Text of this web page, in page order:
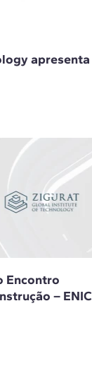
apresenta
Encontro
– ENIC